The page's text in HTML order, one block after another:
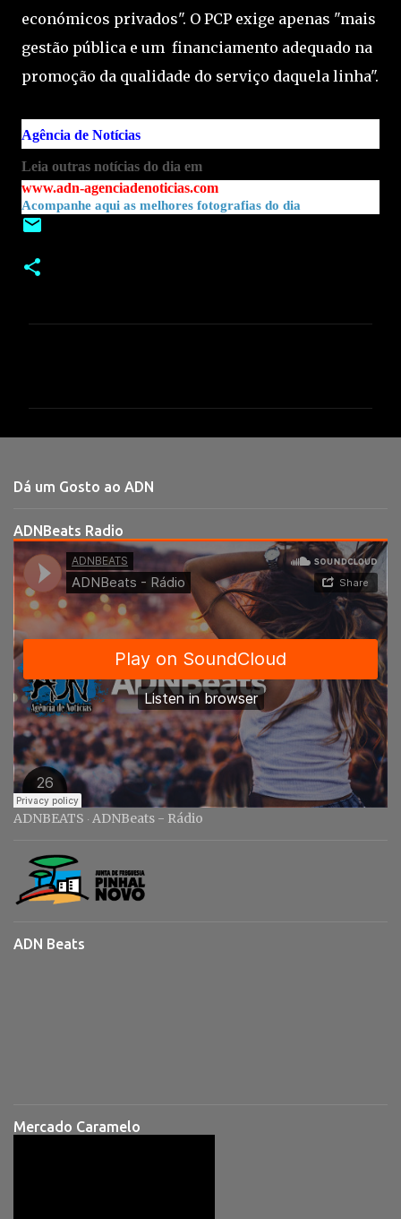
económicos privados". O PCP exige apenas "mais
gestão pública e um financiamento adequado na
promoção da qualidade do serviço daquela linha".
Agência de Notícias
Leia outras notícias do dia em
www.adn-agenciadenoticias.com
Acompanhe aqui as melhores fotografias do dia
t
r
i
s
Dá um Gosto ao ADN
ADNBeats Radio
ADNBEATS · ADNBeats - Rádio
ADN Beats
Mercado Caramelo